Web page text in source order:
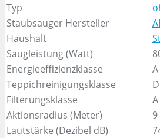
Typ
Staubsauger Hersteller
Haushalt
Saugleistung (Watt)
Energieeffizienzklasse
A
Teppichreinigungsklasse
D
Filterungsklasse
A
Aktionsradius (Meter)
9
Lautstärke (Dezibel dB)